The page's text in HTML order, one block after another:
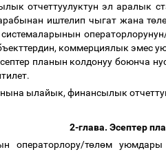
отчеттуулуктун эл аралык
иштелип чыгат жана төл
коммерциялык
планын колдонуу боюнча
ылайык, финансылык
2-глава. Эсептер
операторлору/төлөм уюмдары